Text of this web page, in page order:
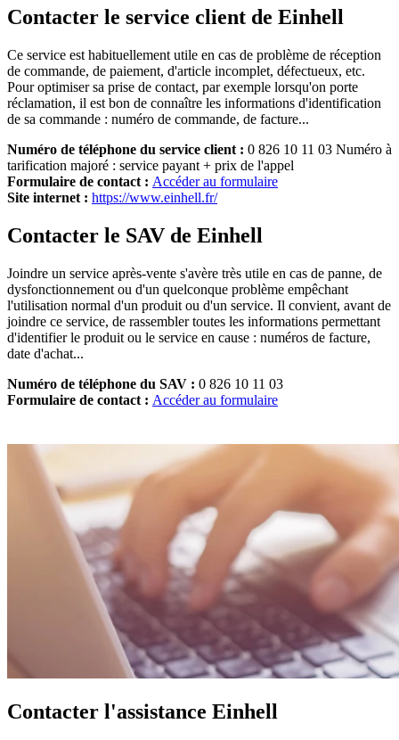
Contacter le service client de Einhell
Ce service est habituellement utile en cas de problème de réception
de commande, de paiement, d'article incomplet, défectueux, etc.
Pour optimiser sa prise de contact, par exemple lorsqu'on porte
réclamation, il est bon de connaître les informations d'identification
de sa commande : numéro de commande, de facture...
Numéro de téléphone du service client : 0 826 10 11 03 Numéro à
tarification majoré : service payant + prix de l'appel
Formulaire de contact : Accéder au formulaire
Site internet : https://www.einhell.fr/
Contacter le SAV de Einhell
Joindre un service après-vente s'avère très utile en cas de panne, de
dysfonctionnement ou d'un quelconque problème empêchant
l'utilisation normal d'un produit ou d'un service. Il convient, avant de
joindre ce service, de rassembler toutes les informations permettant
d'identifier le produit ou le service en cause : numéros de facture,
date d'achat...
Numéro de téléphone du SAV : 0 826 10 11 03
Formulaire de contact : Accéder au formulaire
Contacter l'assistance Einhell